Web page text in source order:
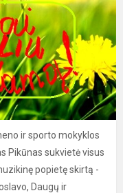
ir sporto mokyklos
Pikūnas sukvietė visus
popietę skirtą -
Daugų ir